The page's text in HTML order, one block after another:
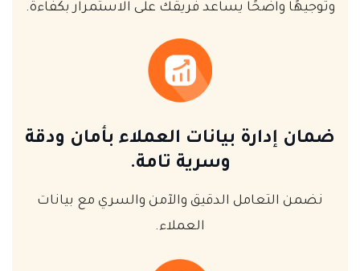
وتوجيهًا واضحًا يساعد فريقك على الاستمرار بكفاءة.
ضمان إدارة بيانات العملاء بأمان ودقة
وسرية تامة.
نضمن التعامل الدقيق والآمن والسري مع بيانات
العملاء.